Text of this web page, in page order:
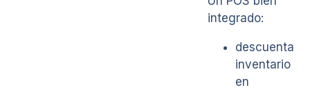
integrado:
descuenta
inventario
en